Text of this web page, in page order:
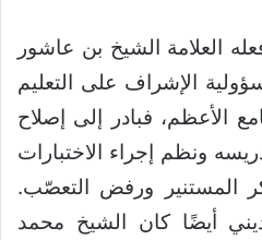
العلامة الشيخ بن عاشور
مسؤولية الإشراف على التعليم
الأعظم، فبادر إلى إصلاح
ونظم إجراء الاختبارات
المستنير ورفض التعصّب.
أيضًا كان الشيخ محمد